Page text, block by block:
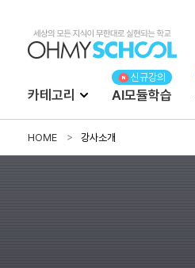
카테고리 AI모듈학습
HOME 강사소개